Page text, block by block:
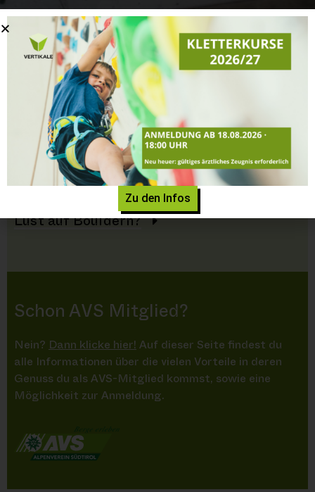
NEWS
Home»Aktuelles» News
News
Lust auf Bouldern?
Schon AVS Mitglied?
Nein? Dann klicke hier! Auf dieser Seite findest du
alle Informationen über die vielen Vorteile in deren
Genuss du als AVS-Mitglied kommst, sowie eine
Möglichkeit zur Anmeldung.
Zu den Infos